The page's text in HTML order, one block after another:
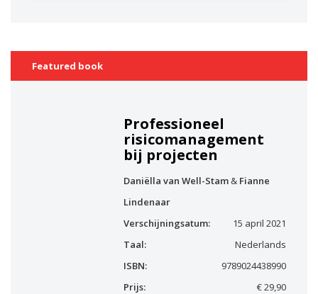
Featured book
Professioneel
risicomanagement
bij projecten
Daniëlla van Well-Stam & Fianne
Lindenaar
Verschijningsatum:
15 april 2021
Taal:
Nederlands
ISBN:
9789024438990
Prijs:
€ 29,90